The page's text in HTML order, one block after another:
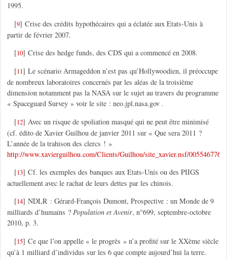
1995.
[9]Crise des crédits hypothécaires qui a éclatée aux Etats-Unis à
partir de février 2007.
[10]Crise des hedge funds, des CDS qui a commencé en 2008.
[11]Le scénario Armageddon n’est pas qu’Hollywoodien, il préoccupe
de nombreux laboratoires concernés par les aléas de la troisième
dimension notamment pas la NASA sur le sujet au travers du programme
« Spaceguard Survey » voir le site : neo.jpl.nasa.gov .
[12] Avec un risque de spoliation masqué qui ne peut être minimisé
(cf. édito de Xavier Guilhou de janvier 2011 sur « Que sera 2011 ?
L’année de la trahison des clercs ! »
http://www.xavierguilhou.com/Clients/Guilhou/site_xavier.nsf/
[13]Cf. les exemples des banques aux Etats-Unis ou des PIIGS
actuellement avec le rachat de leurs dettes par les chinois.
[14]NDLR : Gérard-François Dumont, Prospective : un Monde de 9
milliards d’humains ? Population et Avenir, n°699, septembre-octobre
2010, p. 3.
[15]Ce que l’on appelle « le progrès » n’a profité sur le XXème siècle
qu’à 1 milliard d’individus sur les 6 que compte aujourd’hui la terre.